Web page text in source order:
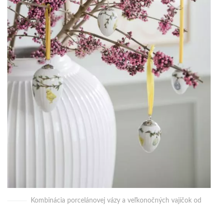
Kombinácia porcelánovej vázy a veľkonočných vajíčok od